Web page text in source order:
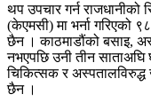
थप उपचार गर्न
(केएमसी) मा भर्ना गरिएको
छैन । काठमाडौंको बसाइ,
नभएपछि उनी तीन साताअघि
चिकित्सक र अस्पतालविरुद्ध
छैन ।